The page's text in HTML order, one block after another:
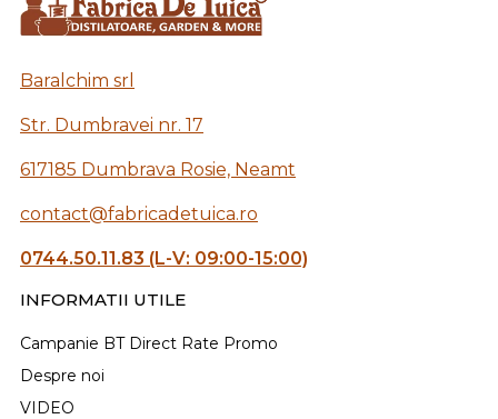
Baralchim srl
Str. Dumbravei nr. 17
617185 Dumbrava Rosie, Neamt
contact@fabricadetuica.ro
0744.50.11.83 (L-V: 09:00-15:00)
INFORMATII UTILE
Campanie BT Direct Rate Promo
Despre noi
VIDEO